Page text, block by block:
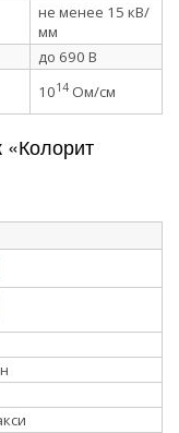
не менее 15 кВ/
мм
до 690 В
1014 Ом/см
«Колорит